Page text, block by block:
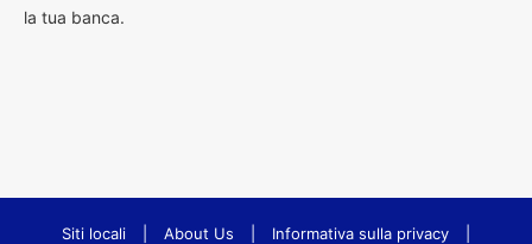
la tua banca.
Siti locali About Us Informativa sulla privacy